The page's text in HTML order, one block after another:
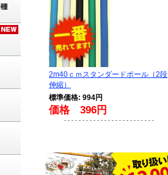
2m40ｃｍスタンダードポール（2段
伸縮）
標準価格: 994円
価格 396円